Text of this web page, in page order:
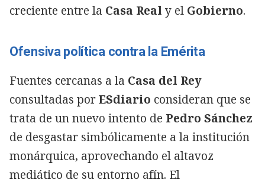
creciente entre la Casa Real y el Gobierno.
Ofensiva política contra la Emérita
Fuentes cercanas a la Casa del Rey
consultadas porESdiario consideran que se
trata de un nuevo intento de Pedro Sánchez
de desgastar simbólicamente a la institución
monárquica, aprovechando el altavoz
mediático de su entorno afín. El